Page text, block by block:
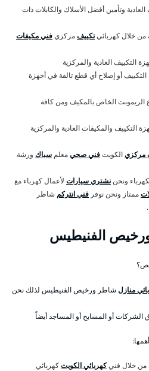
العادية وتأمين أفضل الأسلاك والكابلات ذات
من خلال كهربائيتكييفمركزيفني مكيفات
التكييف العادية والمركزية
أو إصلاح أي قطع تالفة في أجهزة
الريمونت الخاص بالمكيف ومن كافة
التكييف والمكيفات العادية والمركزية
مركزيالكويتفني صحيمعلم سباك ورشة
ونحن نشتري سيارات لأعمال كهرباء مع
ممتاز ونحن نوفر فني انتركم شاطر
الفنيطيس
منازل شاطر ورخيص الفنيطيس لذلك نحن
الشركات أو المسابح أو المساجد أيضاً
من خلال فنيكهربائي الكويتكهربائي